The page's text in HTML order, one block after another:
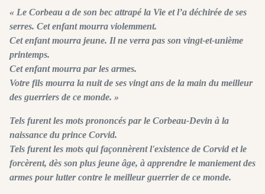
« Le Corbeau a de son bec attrapé la Vie et l’a déchirée de ses
serres. Cet enfant mourra violemment.
Cet enfant mourra jeune. Il ne verra pas son vingt-et-unième
printemps.
Cet enfant mourra par les armes.
Votre fils mourra la nuit de ses vingt ans de la main du meilleur
des guerriers de ce monde. »
Tels furent les mots prononcés par le Corbeau-Devin à la
naissance du prince Corvid.
Tels furent les mots qui façonnèrent l'existence de Corvid et le
forcèrent, dès son plus jeune âge, à apprendre le maniement des
armes pour lutter contre le meilleur guerrier de ce monde.